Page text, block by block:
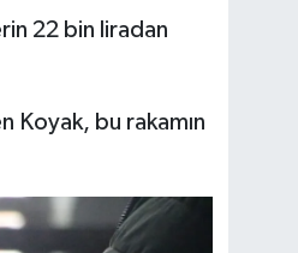
22 bin liradan
Koyak, bu rakamın